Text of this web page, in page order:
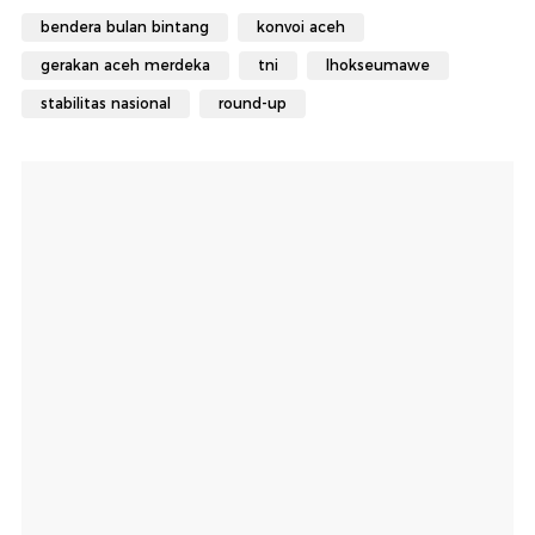
bendera bulan bintang konvoi aceh
gerakan aceh merdeka tni lhokseumawe
stabilitas nasional round-up